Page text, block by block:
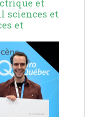
et
sciences et
et